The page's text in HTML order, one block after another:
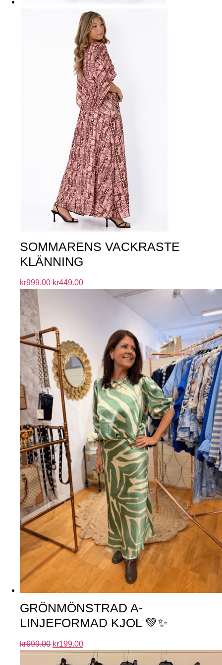
SOMMARENS VACKRASTE
KLÄNNING
kr999.00 kr449.00
GRÖNMÖNSTRAD A-
LINJEFORMAD KJOL 💚✨
kr699.00 kr199.00